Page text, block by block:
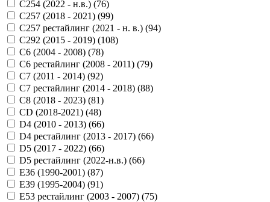
C254 (2022 - н.в.) (76)
C257 (2018 - 2021) (99)
C257 рестайлинг (2021 - н. в.) (94)
C292 (2015 - 2019) (108)
C6 (2004 - 2008) (78)
C6 рестайлинг (2008 - 2011) (79)
C7 (2011 - 2014) (92)
C7 рестайлинг (2014 - 2018) (88)
C8 (2018 - 2023) (81)
CD (2018-2021) (48)
D4 (2010 - 2013) (66)
D4 рестайлинг (2013 - 2017) (66)
D5 (2017 - 2022) (66)
D5 рестайлинг (2022-н.в.) (66)
E36 (1990-2001) (87)
E39 (1995-2004) (91)
E53 рестайлинг (2003 - 2007) (75)